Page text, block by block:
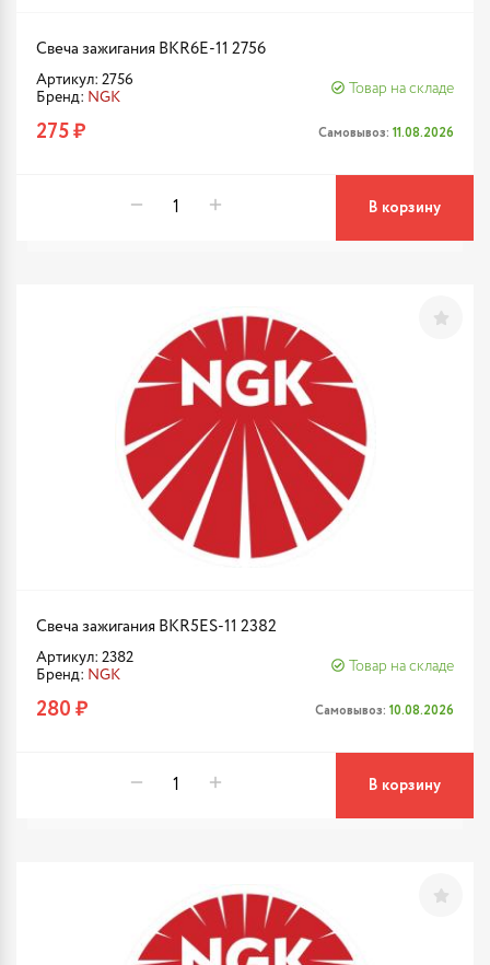
Свеча зажигания BKR6E-11 2756
Артикул: 2756
Бренд: NGK
Товар на складе
275 ₽ Самовывоз: 11.08.2026
В корзину
Свеча зажигания BKR5ES-11 2382
Артикул: 2382
Бренд: NGK
Товар на складе
280 ₽ Самовывоз: 10.08.2026
В корзину